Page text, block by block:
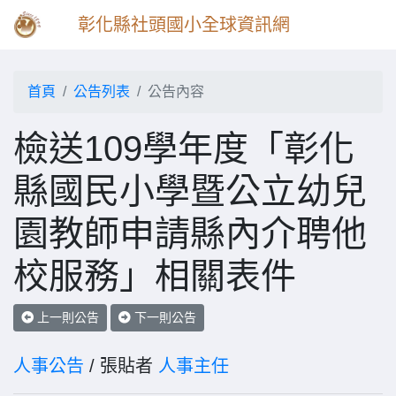
彰化縣社頭國小全球資訊網
首頁 公告列表 公告內容
檢送109學年度「彰化
縣國民小學暨公立幼兒
園教師申請縣內介聘他
校服務」相關表件
上一則公告 下一則公告
人事公告 / 張貼者 人事主任